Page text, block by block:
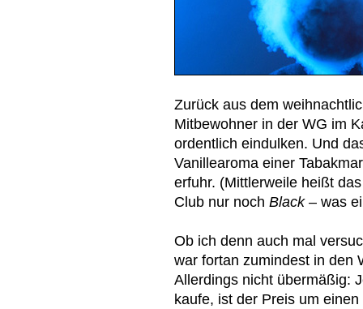
Zurück aus dem
Mitbewohner in der WG im
ordentlich eindulken. Und
Vanillearoma einer
erfuhr. (Mittlerweile heißt
Club nur noch Black– was
Ob ich denn auch mal
war fortan zumindest in den
Allerdings nicht übermäßig:
kaufe, ist der Preis um